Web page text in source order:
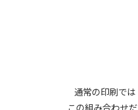
通常の印刷で
この組み合わせ